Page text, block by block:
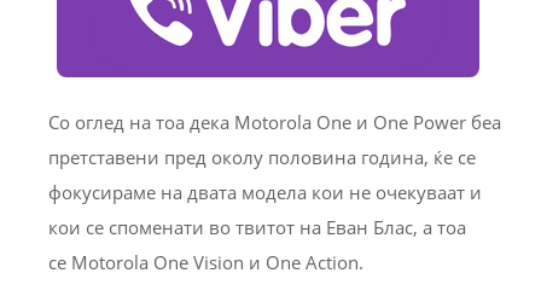
Со оглед на тоа дека Motorola One и One Power беа
претставени пред околу половина година, ќе се
фокусираме на двата модела кои не очекуваат и
кои се споменати во твитот на Еван Блас, а тоа
се Motorola One Vision и One Action.